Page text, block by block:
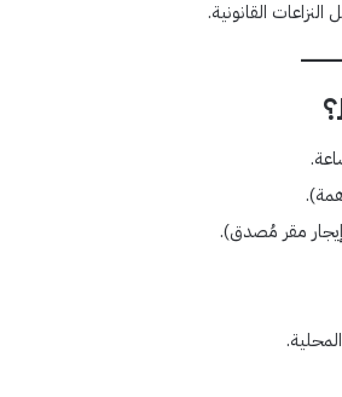
القانونية.
إيجار مقر مُصدق).